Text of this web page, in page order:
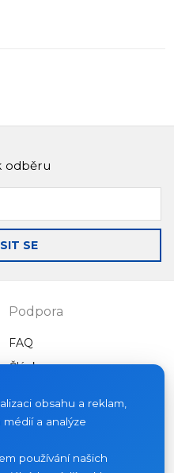
odběru
SE
Podpora
FAQ
Články
Projekty
Novinky
obsahu a reklam,
a analýze
používání našich